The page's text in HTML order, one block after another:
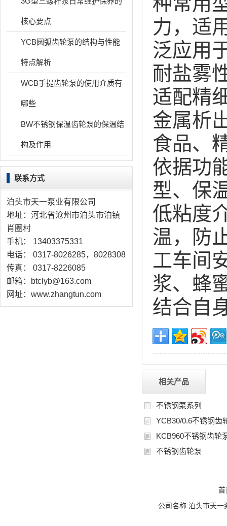
力，适
泛应用
耐盐雾
适配精
金属析
食品、
依据功
型、保
低粘度
温，防
工车间
浆、蜂
结合自
相关产品
不锈钢泵系列
YCB30/0.6不锈钢齿
KCB960不锈钢齿轮
不锈钢齿轮泵
核心要点
YCB圆弧齿轮泵的结构与性能
特点解析
WCB手提齿轮泵的使用介质有
哪些
BW不锈钢保温齿轮泵的保温结
构及作用
联系方式
泊头市天一泵业有限公司
地址：河北省沧州市泊头市泊镇
肖圈村
手机： 13403375331
电话： 0317-8026285，8028308
传真： 0317-8226085
邮箱：btclyb@163.com
网址：www.zhangtun.com
首
公司名称:泊头市天